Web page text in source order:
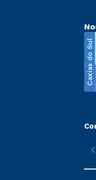
Caxias do Sul
sofrer *A